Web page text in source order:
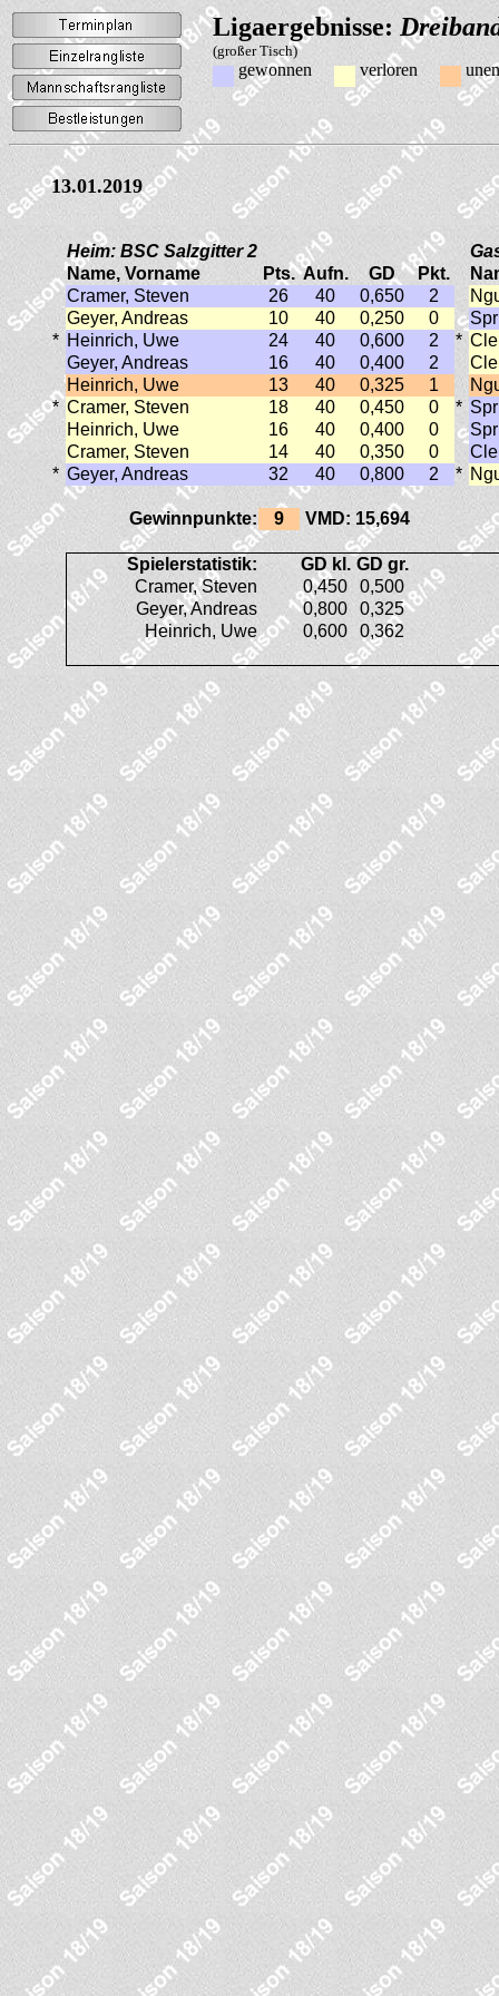
Ligaergebnisse:
(großer Tisch)
gewonnen verloren
13.01.2019
Heim: BSC Salzgitter 2
Name, Vorname
Pts. Aufn. GD Pkt.
Cramer, Steven
26 40 0,650 2
Geyer, Andreas
10 40 0,250 0
* Heinrich, Uwe 24 40 0,600 2 *
Geyer, Andreas
16 40 0,400 2
Heinrich, Uwe
13 40 0,325 1
* Cramer, Steven 18 40 0,450 0 *
Heinrich, Uwe
16 40 0,400 0
Cramer, Steven
14 40 0,350 0
* Geyer, Andreas 32 40 0,800 2 *
Gewinnpunkte: 9 VMD: 15,694
Spielerstatistik: GD kl. GD gr.
Cramer, Steven
0,450
0,500
Geyer, Andreas
0,800
0,325
Heinrich, Uwe
0,600 0,362